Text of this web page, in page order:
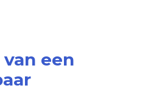
een